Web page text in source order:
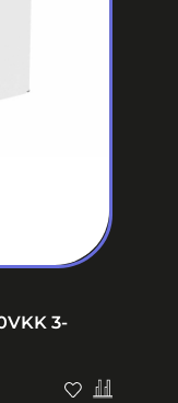
3-